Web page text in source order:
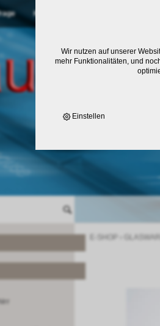
Kontakt
Wir nutzen auf unserer
mehr Funktionalitäten, und
Einstellen